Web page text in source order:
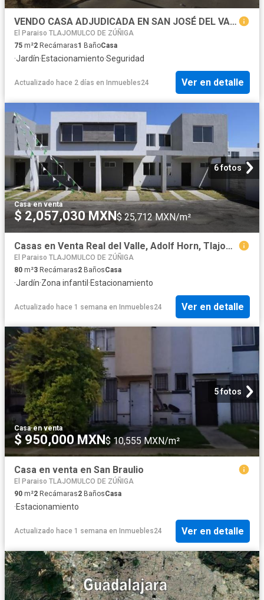
VENDO CASA ADJUDICADA EN SAN JOSÉ DEL VALLE TLAJOMULCO DE ZUÑIGA
El Paraiso TLAJOMULCO DE ZÚÑIGA
75 m²2 Recámaras1 BañoCasa
·Jardín·Estacionamiento·Seguridad
Actualizado hace 2 días en Inmuebles24 Ver en detalle
6 fotos
Casa·en venta
$ 2,057,030 MXN$ 25,712 MXN/m²
Casas en Venta Real del Valle, Adolf Horn, Tlajomulco de Zuñiga
El Paraiso TLAJOMULCO DE ZÚÑIGA
80 m²3 Recámaras2 BañosCasa
·Jardín·Zona infantil ·Estacionamiento
Actualizado hace 1 semana en Inmuebles24 Ver en detalle
5 fotos
Casa·en venta
$ 950,000 MXN$ 10,555 MXN/m²
Casa en venta en San Braulio
El Paraiso TLAJOMULCO DE ZÚÑIGA
90 m²2 Recámaras2 BañosCasa
·Estacionamiento
Actualizado hace 1 semana en Inmuebles24 Ver en detalle